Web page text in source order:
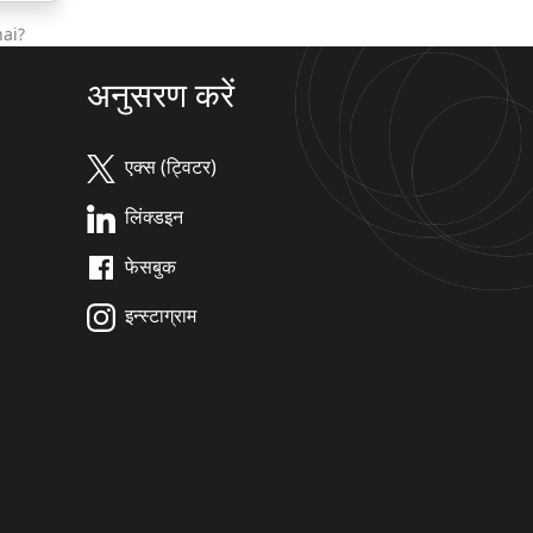
अनुसरण करें
एक्स (ट्विटर)
लिंक्डइन
फेसबुक
इन्स्टाग्राम